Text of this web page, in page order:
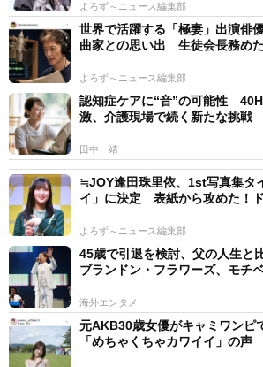
よろず～ニュース編集部
世界で活躍する「極妻」出演俳
曲家との思い出 生徒会長務め
よろず～ニュース編集部
認知症ケアに“音”の可能性
激、介護現場で続く新たな挑戦
田中 靖
≒JOY逢田珠里依、1st写真集タ
イ」に決定 表紙から攻めた！
よろず～ニュース編集部
45歳で引退を検討、父の人生
ブランドン・フラワーズ、モチ
海外エンタメ
元AKB30歳女優がキャミワンピ
「めちゃくちゃカワイイ」の声